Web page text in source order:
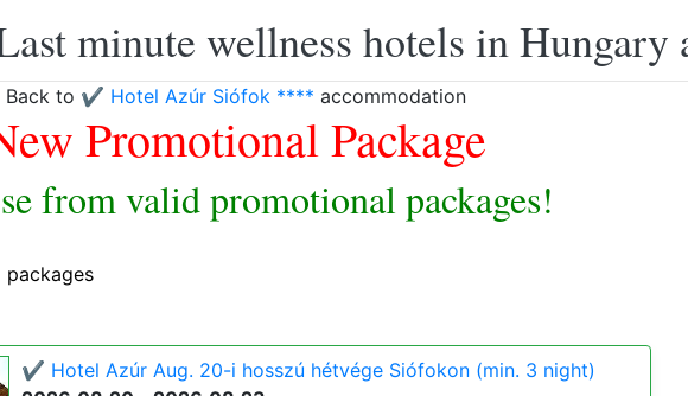
minute wellness hotels in Hungary
Back to ✔️ Hotel Azúr Siófok **** accommodation
Promotional Package
from valid promotional packages!
packages
✔️ Hotel Azúr Aug. 20-i hosszú hétvége Siófokon (min. 3 night)